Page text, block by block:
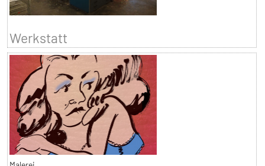
Werkstatt